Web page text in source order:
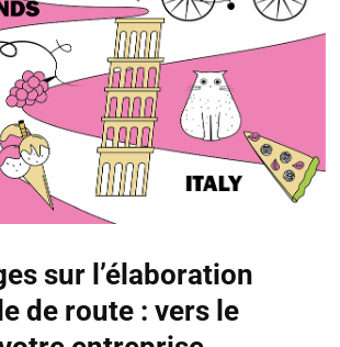
sur l’élaboration
de route : vers le